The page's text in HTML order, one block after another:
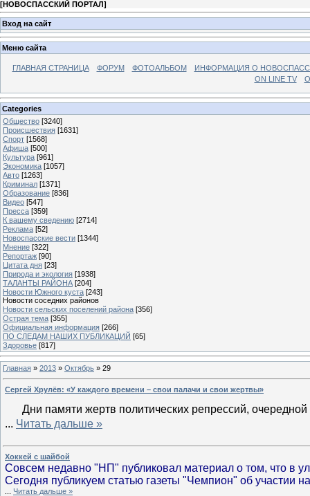
[НОВОСПАССКИЙ ПОРТАЛ]
Вход на сайт
Меню сайта
ГЛАВНАЯ СТРАНИЦА ФОРУМ ФОТОАЛЬБОМ
ИНФОРМАЦИЯ О
ON LINE TV
Categories
Общество [3240]
Происшествия [1631]
Спорт [1568]
Афиша [500]
Культура [961]
Экономика [1057]
Авто [1263]
Криминал [1371]
Образование [836]
Видео [547]
Пресса [359]
К вашему сведению [2714]
Реклама [52]
Новоспасские вести [1344]
Мнение [322]
Репортаж [90]
Цитата дня [23]
Природа и экология [1938]
ТАЛАНТЫ РАЙОНА [204]
Новости Южного куста [243]
Новости соседних районов
Новости сельских поселений района [356]
Острая тема [355]
Официальная информация [266]
ПО СЛЕДАМ НАШИХ ПУБЛИКАЦИЙ [65]
Здоровье [817]
Главная » 2013 » Октябрь » 29
Сергей Хрулёв: «У каждого времени – свои палачи и свои жертвы»
Дни памяти жертв политических репрессий,
... Читать дальше »
Хоккей с шайбой
Совсем недавно "НП" публиковал материал о том, что в
Сегодня публикуем статью газеты "Чемпион" об участии
Читать дальше »